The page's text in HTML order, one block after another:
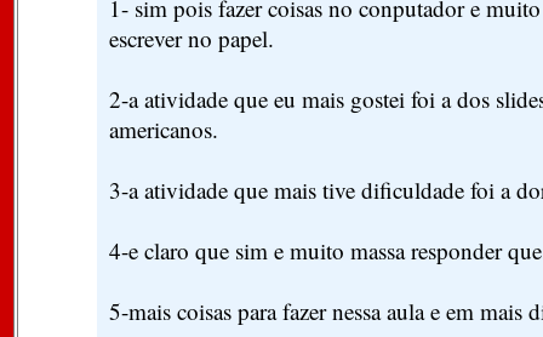
1- sim pois fazer coisas no conputador e
escrever no papel.
2-a atividade que eu mais gostei foi a dos
americanos.
3-a atividade que mais tive dificuldade foi a
4-e claro que sim e muito massa responder
5-mais coisas para fazer nessa aula e em mais